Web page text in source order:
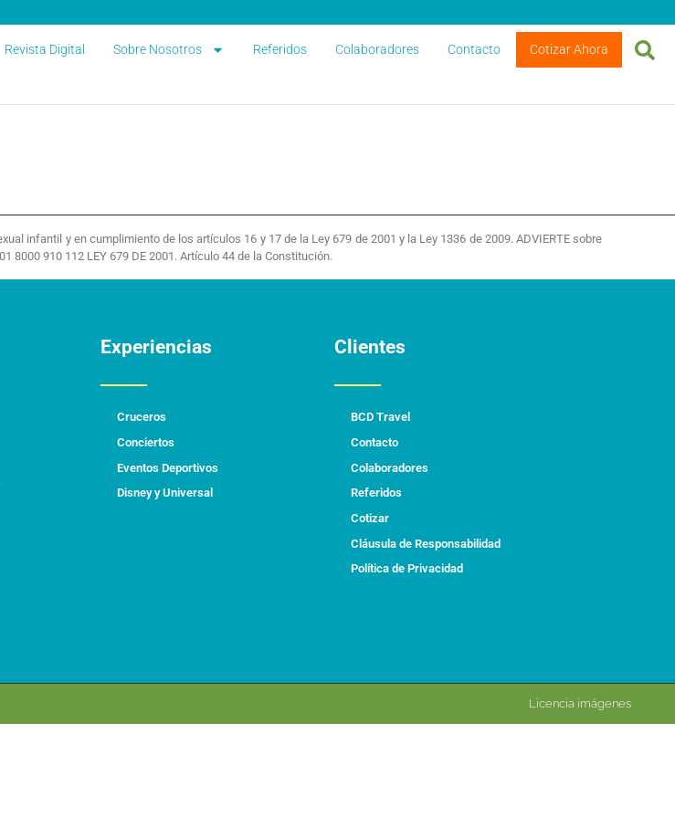
Revista Digital Sobre Nosotros Referidos Colaboradores Contacto Cotizar Ahora
infantil y en cumplimiento de los artículos 16 y 17 de la Ley 679 de 2001 y la Ley 1336 de 2009. ADVIERTE sobre
8000 910 112 LEY 679 DE 2001. Artículo 44 de la Constitución.
Experiencias
Cruceros
Conciertos
Eventos Deportivos
Disney y Universal
Clientes
BCD Travel
Contacto
Colaboradores
Referidos
Cotizar
Cláusula de Responsabilidad
Política de Privacidad
Licencia imágenes